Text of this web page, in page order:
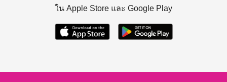
ใน Apple Store และ Google Play